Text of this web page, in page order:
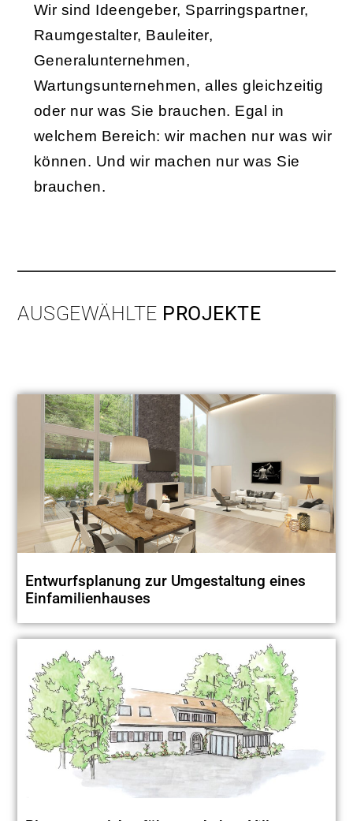
Wir sind Ideengeber, Sparringspartner,
Raumgestalter, Bauleiter,
Generalunternehmen,
Wartungsunternehmen, alles gleichzeitig
oder nur was Sie brauchen. Egal in
welchem Bereich: wir machen nur was wir
können. Und wir machen nur was Sie
brauchen.
AUSGEWÄHLTE PROJEKTE
Entwurfsplanung zur Umgestaltung eines
Einfamilienhauses